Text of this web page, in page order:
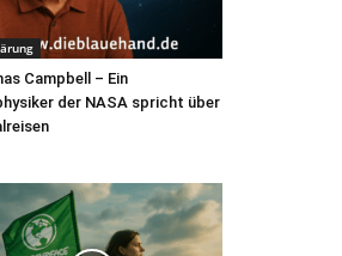
Campbell – Ein
der NASA spricht über